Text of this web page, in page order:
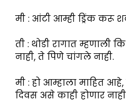
मी : आंटी आम्ही ड्रिंक करू
ती : थोडी रागात म्हणाली
नाही, ते पिणे चांगले नाही.
मी : हो आम्हाला माहित
दिवस असे काही होणार